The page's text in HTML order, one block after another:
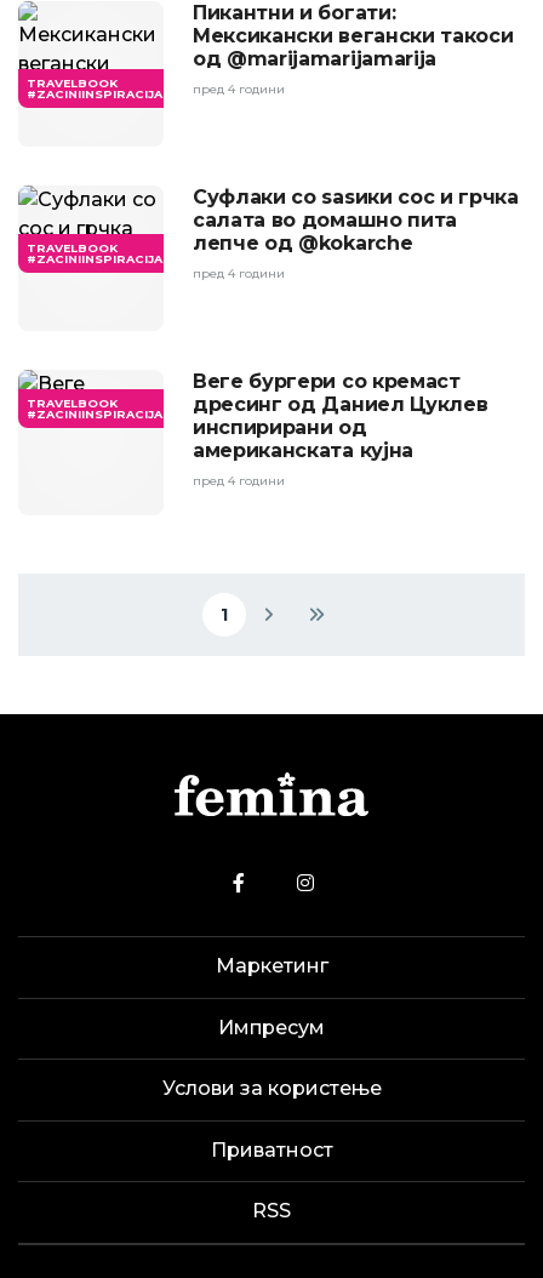
TRAVELBOOK
#ZACINIINSPIRACIJA
Пикантни и богати:
Мексикански вегански такоси
од @marijamarijamarija
пред 4 години
TRAVELBOOK
#ZACINIINSPIRACIJA
Суфлаки со ѕаѕики сос и грчка
салата во домашно пита
лепче од @kokarche
пред 4 години
TRAVELBOOK
#ZACINIINSPIRACIJA
Веге бургери со кремаст
дресинг од Даниел Цуклев
инспирирани од
американската кујна
пред 4 години
Current page
1 Next pageLast page
Маркетинг
Импресум
Услови за користење
Приватност
RSS